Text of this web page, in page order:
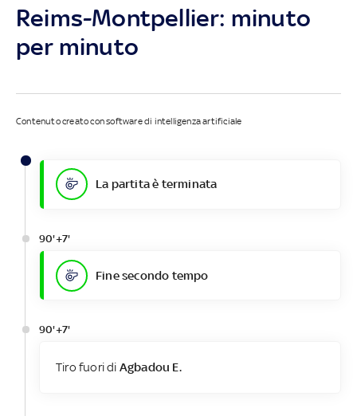
Reims-Montpellier: minuto
per minuto
Contenuto creato con software di intelligenza artificiale
La partita è terminata
90'+7'
Fine secondo tempo
90'+7'
Tiro fuori di Agbadou E.